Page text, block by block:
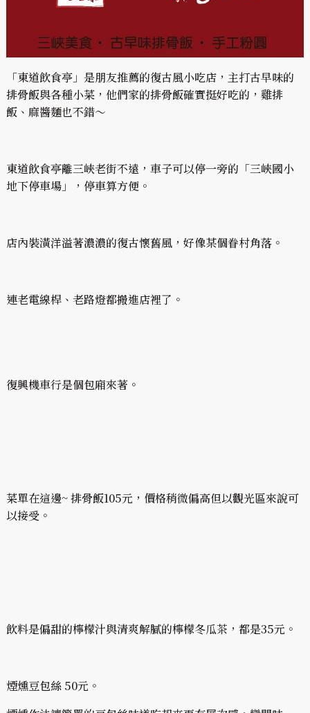
「東道飲食亭」是朋友推薦的復古風小吃店，主打古早味的
排骨飯與各種小菜，他們家的排骨飯確實挺好吃的，雞排
飯、麻醬麵也不錯～
東道飲食亭離三峽老街不遠，車子可以停一旁的「三峽國小
地下停車場」，停車算方便。
店內裝潢洋溢著濃濃的復古懷舊風，好像某個眷村角落。
連老電線桿、老路燈都搬進店裡了。
復興機車行是個包廂來著。
菜單在這邊~ 排骨飯105元，價格稍微偏高但以觀光區來說可
以接受。
飲料是偏甜的檸檬汁與清爽解膩的檸檬冬瓜茶，都是35元。
煙燻豆包絲 50元。